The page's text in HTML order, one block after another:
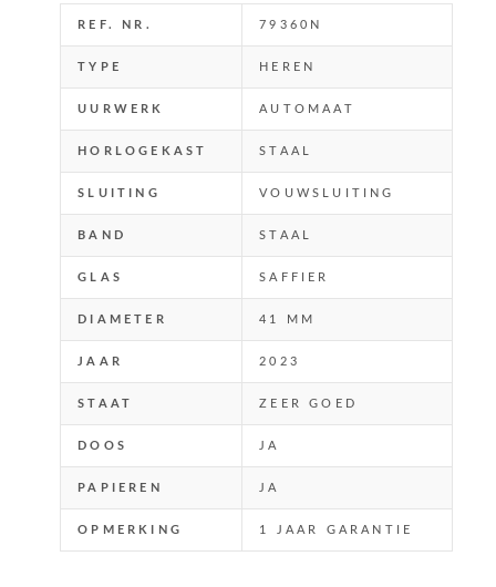
REF. NR. 79360N
TYPE HEREN
UURWERK AUTOMAAT
HORLOGEKAST STAAL
SLUITING VOUWSLUITING
BAND STAAL
GLAS SAFFIER
DIAMETER 41 MM
JAAR 2023
STAAT ZEER GOED
DOOS JA
PAPIEREN JA
OPMERKING 1 JAAR GARANTIE